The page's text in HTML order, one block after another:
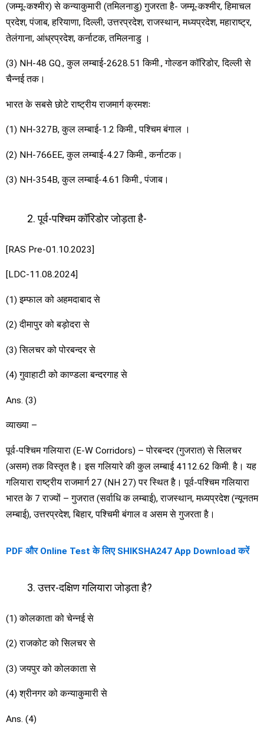
(जम्मू-कश्मीर) से कन्याकुमारी (तमिलनाडु) गुजरता है- जम्मू-कश्मीर, हिमाचल
प्रदेश, पंजाब, हरियाणा, दिल्ली, उत्तरप्रदेश, राजस्थान, मध्यप्रदेश, महाराष्ट्र,
तेलंगाना, आंध्रप्रदेश, कर्नाटक, तमिलनाडु ।
(3) NH-48 GQ., कुल लम्बाई-2628.51 किमी., गोल्डन कॉरिडोर, दिल्ली से
चैन्नई तक।
भारत के सबसे छोटे राष्ट्रीय राजमार्ग क्रमशः
(1) NH-327B, कुल लम्बाई-1.2 किमी., पश्चिम बंगाल ।
(2) NH-766EE, कुल लम्बाई-4.27 किमी., कर्नाटक।
(3) NH-354B, कुल लम्बाई-4.61 किमी., पंजाब।
पूर्व-पश्चिम कॉरिडोर जोड़ता है-
[RAS Pre-01.10.2023]
[LDC-11.08.2024]
(1) इम्फाल को अहमदाबाद से
(2) दीमापुर को बड़ोदरा से
(3) सिलचर को पोरबन्दर से
(4) गुवाहाटी को काण्डला बन्दरगाह से
Ans. (3)
व्याख्या –
पूर्व-पश्चिम गलियारा (E-W Corridors) – पोरबन्दर (गुजरात) से सिलचर
(असम) तक विस्तृत है। इस गलियारे की कुल लम्बाई 4112.62 किमी. है। यह
गलियारा राष्ट्रीय राजमार्ग 27 (NH 27) पर स्थित है। पूर्व-पश्चिम गलियारा
भारत के 7 राज्यों – गुजरात (सर्वाधि क लम्बाई), राजस्थान, मध्यप्रदेश (न्यूनतम
लम्बाई), उत्तरप्रदेश, बिहार, पश्चिमी बंगाल व असम से गुजरता है।
PDF और Online Test के लिए SHIKSHA247 App Download करें
उत्तर-दक्षिण गलियारा जोड़ता है?
(1) कोलकाता को चेन्नई से
(2) राजकोट को सिलचर से
(3) जयपुर को कोलकाता से
(4) श्रीनगर को कन्याकुमारी से
Ans. (4)